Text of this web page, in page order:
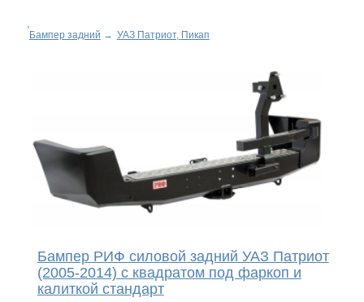
Бампер задний → УАЗ Патриот, Пикап
Бампер РИФ силовой задний УАЗ Патриот
(2005-2014) с квадратом под фаркоп и
калиткой стандарт